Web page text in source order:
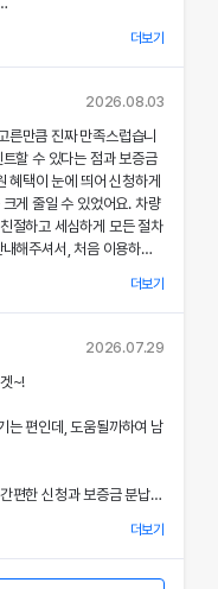
서 친절하고 꼼꼼하게 신차
해주셔서, 처음 이용하는
할 수 있었어요.
중간 마진 없이 합리적인
되는 신차 덕분에 긴급 상
할 수 있었던 점이 특히 인
편의 기능, 그리고 안전 장
눈으로 확인되면서 전체적인
가 되었어요.
남았으며, 이 만족스러운
더보기
2026.08.03
른만큼 진짜 만족스럽습니
할 수 있다는 점과 보증금
혜택이 눈에 띄어 신청하게
게 줄일 수 있었어요. 차량
절하고 세심하게 모든 절차
해주셔서, 처음 이용하는
에 렌트료가 매우 합리적으
시 출고되는 신차 시스템
량을 이용할 수 있도록 도
편의 기능, 그리고 안전장
이상이었으며, 전 과정에
만들 정도로 만족스러웠으
더보기
2026.07.29
~!
는 편인데, 도움될까하여 남
편한 신청과 보증금 분납,
서 따뜻하면서도 세심하게
더보기
보를 중요시하며, "정보
준수하고 있습니다.
서 제공하시는 개인정보
, 개인정보보호를 위해 어
웹사이트 공지사항(또는